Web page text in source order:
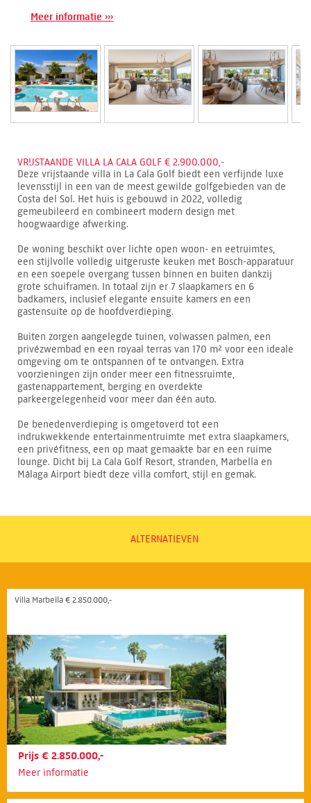
Meer informatie ›››
VRIJSTAANDE VILLA LA CALA GOLF € 2.900.000,-
Deze vrijstaande villa in La Cala Golf biedt een verfijnde luxe
levensstijl in een van de meest gewilde golfgebieden van de
Costa del Sol. Het huis is gebouwd in 2022, volledig
gemeubileerd en combineert modern design met
hoogwaardige afwerking.
De woning beschikt over lichte open woon- en eetruimtes,
een stijlvolle volledig uitgeruste keuken met Bosch-apparatuur
en een soepele overgang tussen binnen en buiten dankzij
grote schuiframen. In totaal zijn er 7 slaapkamers en 6
badkamers, inclusief elegante ensuite kamers en een
gastensuite op de hoofdverdieping.
Buiten zorgen aangelegde tuinen, volwassen palmen, een
privézwembad en een royaal terras van 170 m² voor een ideale
omgeving om te ontspannen of te ontvangen. Extra
voorzieningen zijn onder meer een fitnessruimte,
gastenappartement, berging en overdekte
parkeergelegenheid voor meer dan één auto.
De benedenverdieping is omgetoverd tot een
indrukwekkende entertainmentruimte met extra slaapkamers,
een privéfitness, een op maat gemaakte bar en een ruime
lounge. Dicht bij La Cala Golf Resort, stranden, Marbella en
Málaga Airport biedt deze villa comfort, stijl en gemak.
ALTERNATIEVEN
Villa Marbella € 2.850.000,-
Prijs € 2.850.000,-
Meer informatie